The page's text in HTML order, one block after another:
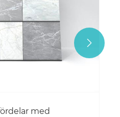
med
